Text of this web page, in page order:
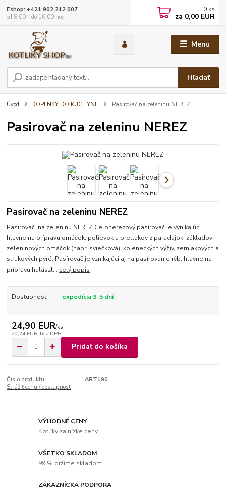
Menu
Hľadať
Eshop: +421 902 212 007
od 8:00 - do 16:00 hod
0 ks
za 0,00 EUR
Úvod DOPLNKY DO KUCHYNE Pasirovač na zeleninu NEREZ
Pasirovač na zeleninu NEREZ
Pasirovač na zeleninu NEREZ
Pasirovač na zeleninu NEREZ Celonerezový pasírovač je vynikajúci
hlavne na prípravu omáčok, polievok a pretlakov z paradajok, základov
zeleninových omáčok (napr. sviečková), kojeneckých výživ, zemiakových a
strukových pyré. Pasírovač je vznikajúci aj na pasírovanie rýb, hlavne na
prípravu halászl... celý popis
Dostupnosť expedícia 3-5 dní
24,90 EUR/ks
20,24 EUR bez DPH
Pridať do košíka
Číslo produktu:
ART190
Strážiť cenu / dostupnosť
VÝHODNÉ CENY
Kotlíky za nízke ceny
VŠETKO SKLADOM
99 % držíme skladom
ZÁKAZNÍCKA PODPORA